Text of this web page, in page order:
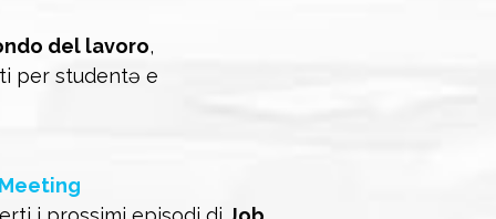
del lavoro,
per studentə e